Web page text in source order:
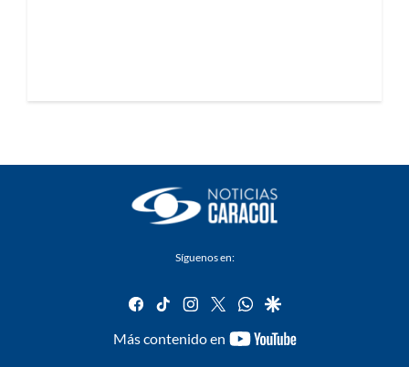
Síguenos en:
facebook
tiktok instagram
twitterwhatsapp
google
Más contenido en
youtube-